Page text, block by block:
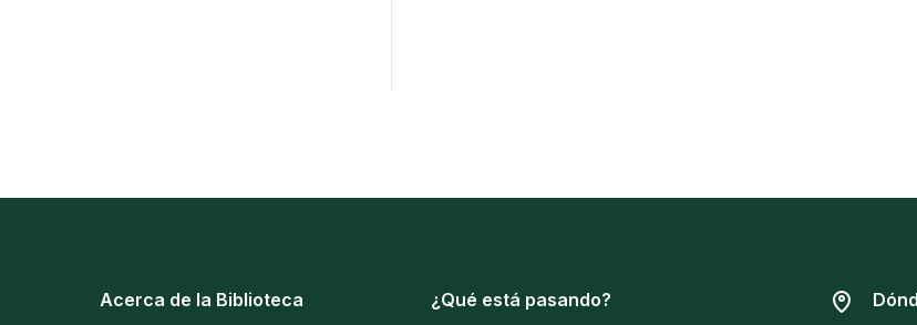
Acerca de la Biblioteca ¿Qué está pasando?